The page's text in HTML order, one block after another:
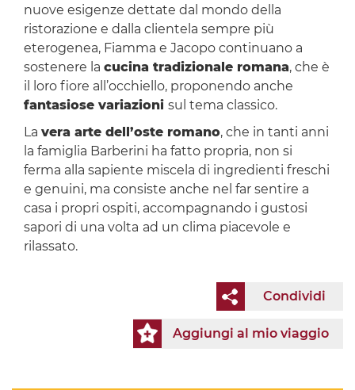
nuove esigenze dettate dal mondo della
ristorazione e dalla clientela sempre più
eterogenea, Fiamma e Jacopo continuano a
sostenere la cucina tradizionale romana, che è
il loro fiore all’occhiello, proponendo anche
fantasiose variazioni sul tema classico.
La vera arte dell’oste romano, che in tanti anni
la famiglia Barberini ha fatto propria, non si
ferma alla sapiente miscela di ingredienti freschi
e genuini, ma consiste anche nel far sentire a
casa i propri ospiti, accompagnando i gustosi
sapori di una volta ad un clima piacevole e
rilassato.
Condividi
Aggiungi al mio viaggio